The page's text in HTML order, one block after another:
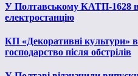
У Полтавському КАТП-1628
електростанцію
КП «Декоративні культури»
господарство після обстрілів